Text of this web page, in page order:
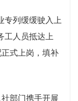
列缓缓驶入上
工人员抵达上
式上岗，填补
部门携手开展